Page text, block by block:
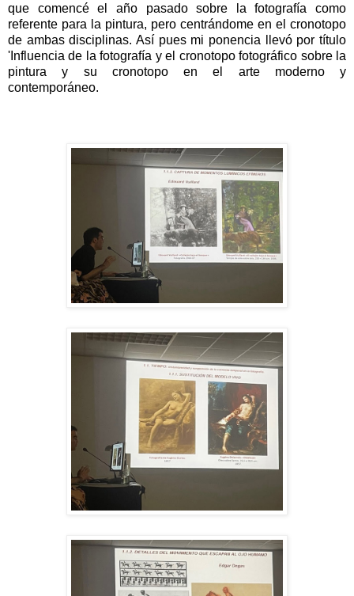
que comencé el año pasado sobre la fotografía como
referente para la pintura, pero centrándome en el cronotopo
de ambas disciplinas. Así pues mi ponencia llevó por título
'Influencia de la fotografía y el cronotopo fotográfico sobre la
pintura y su cronotopo en el arte moderno y
contemporáneo.